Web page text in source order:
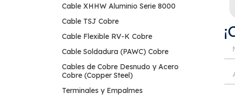
Cable XHHW Aluminio Serie 8000
Cable TSJ Cobre
Cable Flexible RV-K Cobre
Cable Soldadura (PAWC) Cobre
Cables de Cobre Desnudo y Acero
Cobre (Copper Steel)
Terminales y Empalmes